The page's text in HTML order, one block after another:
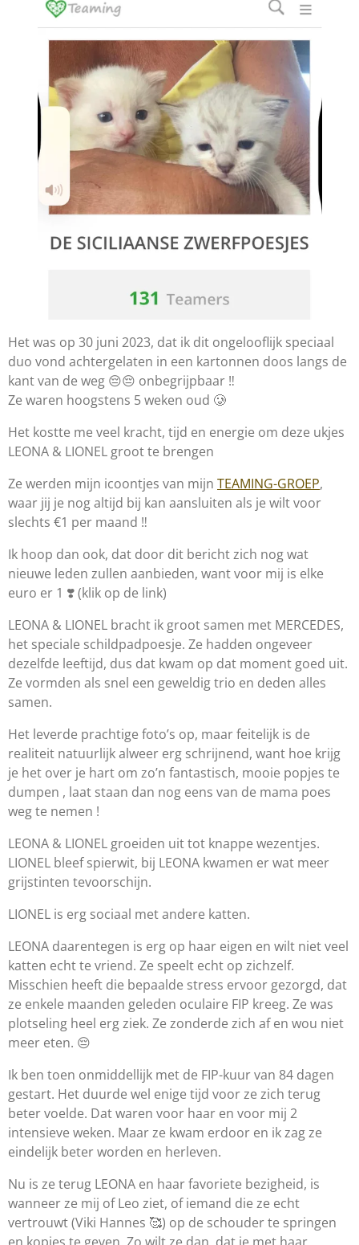
Het was op 30 juni 2023, dat ik dit ongelooflijk speciaal
duo vond achtergelaten in een kartonnen doos langs de
kant van de weg 😔😔 onbegrijpbaar ‼️
Ze waren hoogstens 5 weken oud 🥲
Het kostte me veel kracht, tijd en energie om deze ukjes
LEONA & LIONEL groot te brengen
Ze werden mijn icoontjes van mijn TEAMING-GROEP,
waar jij je nog altijd bij kan aansluiten als je wilt voor
slechts €1 per maand ‼️
Ik hoop dan ook, dat door dit bericht zich nog wat
nieuwe leden zullen aanbieden, want voor mij is elke
euro er 1 ❣️ (klik op de link)
LEONA & LIONEL bracht ik groot samen met MERCEDES,
het speciale schildpadpoesje. Ze hadden ongeveer
dezelfde leeftijd, dus dat kwam op dat moment goed uit.
Ze vormden als snel een geweldig trio en deden alles
samen.
Het leverde prachtige foto’s op, maar feitelijk is de
realiteit natuurlijk alweer erg schrijnend, want hoe krijg
je het over je hart om zo’n fantastisch, mooie popjes te
dumpen , laat staan dan nog eens van de mama poes
weg te nemen !
LEONA & LIONEL groeiden uit tot knappe wezentjes.
LIONEL bleef spierwit, bij LEONA kwamen er wat meer
grijstinten tevoorschijn.
LIONEL is erg sociaal met andere katten.
LEONA daarentegen is erg op haar eigen en wilt niet veel
katten echt te vriend. Ze speelt echt op zichzelf.
Misschien heeft die bepaalde stress ervoor gezorgd, dat
ze enkele maanden geleden oculaire FIP kreeg. Ze was
plotseling heel erg ziek. Ze zonderde zich af en wou niet
meer eten. 😔
Ik ben toen onmiddellijk met de FIP-kuur van 84 dagen
gestart. Het duurde wel enige tijd voor ze zich terug
beter voelde. Dat waren voor haar en voor mij 2
intensieve weken. Maar ze kwam erdoor en ik zag ze
eindelijk beter worden en herleven.
Nu is ze terug LEONA en haar favoriete bezigheid, is
wanneer ze mij of Leo ziet, of iemand die ze echt
vertrouwt (Viki Hannes 🥰) op de schouder te springen